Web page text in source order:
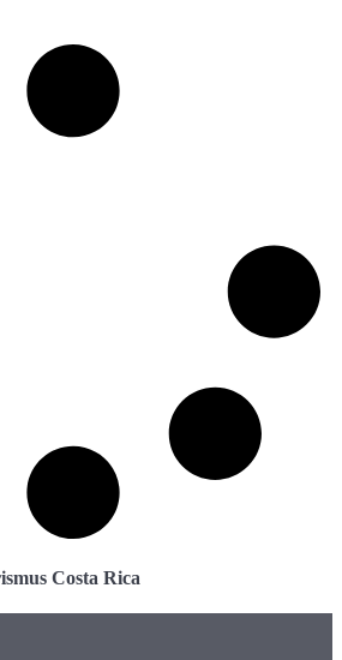
Costa Rica